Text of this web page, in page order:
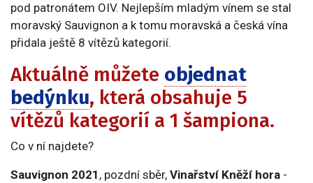
pod patronátem OIV. Nejlepším mladým vínem se stal
moravský Sauvignon a k tomu moravská a česká vína
přidala ještě 8 vítězů kategorií.
Aktuálně můžete objednat
bedýnku, která obsahuje 5
vítězů kategorií a 1 šampiona.
Co v ní najdete?
Sauvignon 2021 , pozdní sběr, Vinařství Kněží hora -